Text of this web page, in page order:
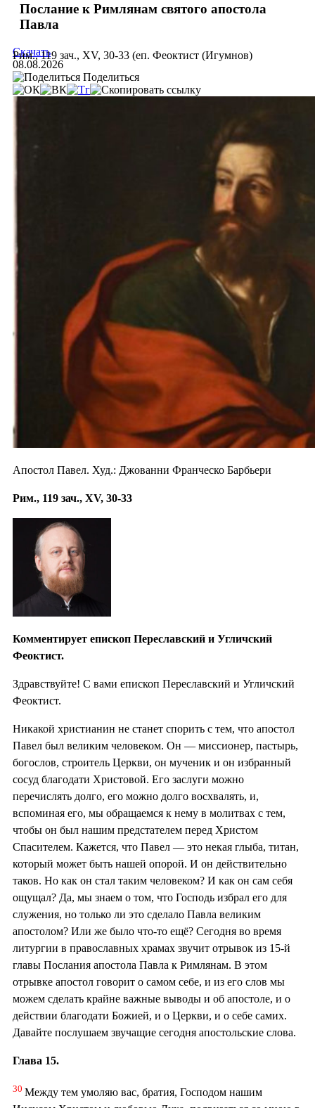
Послание к Римлянам святого апостола
Павла
Рим., 119 зач., XV, 30-33 (еп. Феоктист (Игумнов)
Скачать
08.08.2026
Поделиться
Апостол Павел. Худ.: Джованни Франческо Барбьери
Рим., 119 зач., XV, 30-33
Комментирует епископ Переславский и Угличский
Феоктист.
Здравствуйте! С вами епископ Переславский и Угличский
Феоктист.
Никакой христианин не станет спорить с тем, что апостол
Павел был великим человеком. Он — миссионер, пастырь,
богослов, строитель Церкви, он мученик и он избранный
сосуд благодати Христовой. Его заслуги можно
перечислять долго, его можно долго восхвалять, и,
вспоминая его, мы обращаемся к нему в молитвах с тем,
чтобы он был нашим предстателем перед Христом
Спасителем. Кажется, что Павел — это некая глыба, титан,
который может быть нашей опорой. И он действительно
таков. Но как он стал таким человеком? И как он сам себя
ощущал? Да, мы знаем о том, что Господь избрал его для
служения, но только ли это сделало Павла великим
апостолом? Или же было что-то ещё? Сегодня во время
литургии в православных храмах звучит отрывок из 15-й
главы Послания апостола Павла к Римлянам. В этом
отрывке апостол говорит о самом себе, и из его слов мы
можем сделать крайне важные выводы и об апостоле, и о
действии благодати Божией, и о Церкви, и о себе самих.
Давайте послушаем звучащие сегодня апостольские слова.
Глава 15.
30 Между тем умоляю вас, братия, Господом нашим